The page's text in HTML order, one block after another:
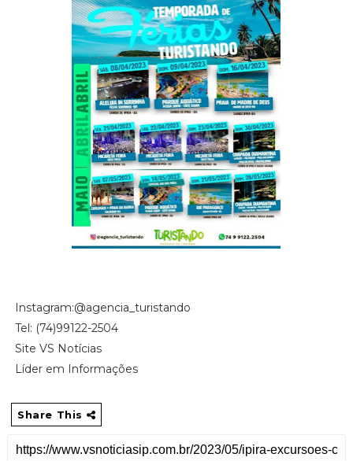
Instagram:@agencia_turistando
Tel: (74)99122-2504
Site VS Notícias
Líder em Informações
Share This